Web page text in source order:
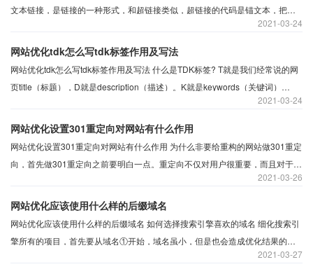
03-24
2021
文本链接，是链接的一种形式，和超链接类似，超链接的代码是锚文本，把关
键词做一个链接，指向别的网页，这种形式的链接就叫作锚文本，锚文本实际
上是建立了文本关键词与URL链接的关系。 锚文本对seo的作用
03-24
2021
网站优化tdk怎么写tdk标签作用及写法
网站优化tdk怎么写tdk标签作用及写法 什么是TDK标签? T就是我们经常说的网
页title（标题），D就是description（描述）。K就是keywords（关键词）
①title即我们搜索关键字时显示出来的标题，也显示在浏览器上框，一般方便用
户了解这个页面的内容。而在搜索引擎来说，这里就是他们判定你网页内容的
03-26
2021
网站优化设置301重定向对网站有什么作用
网站优化设置301重定向对网站有什么作用 ​为什么非要给重构的网站做301重定
向，首先做301重定向之前要明白一点。重定向不仅对用户很重要，而且对于搜
索引擎也是很重要的。当网站改版后并通过实施301重定向。可以让用户或搜索
引擎访问旧版页面不是404错误页面。而是成功访问新版本的页面，还可以让搜
03-27
2021
网站优化应该使用什么样的后缀域名
网站优化应该使用什么样的后缀域名 如何选择搜索引擎喜欢的域名 细化搜索引
擎所有的项目，首先要从域名①开始，域名虽小，但是也会造成优化结果的干
差万别，域名的后缀、长短以及拼写不同，都会带来不同的结果。哪些域名后